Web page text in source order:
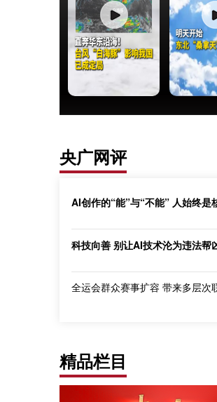
央广网评
AI创作的“能”与“不能” 人始终是
科技向善 别让AI技术沦为违法帮
全运会群众赛事扩容 带来多层次
精品栏目